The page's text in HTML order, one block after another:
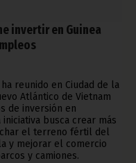
invertir en Guinea
reunido en Ciudad de la
Atlántico de Vietnam
de inversión en
busca crear más
el terreno fértil del
y mejorar el comercio
y camiones.